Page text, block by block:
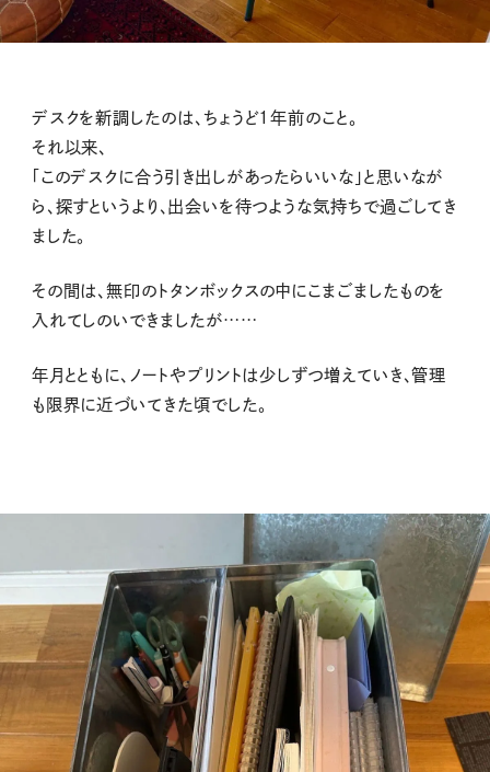
デスクを新調したのは、ちょうど1年前のこと。
それ以来、
「このデスクに合う引き出しがあったらいいな」と思いなが
ら、探すというより、出会いを待つような気持ちで過ごしてき
ました。
その間は、無印のトタンボックスの中にこまごましたものを
入れてしのいできましたが……
年月とともに、ノートやプリントは少しずつ増えていき、管理
も限界に近づいてきた頃でした。